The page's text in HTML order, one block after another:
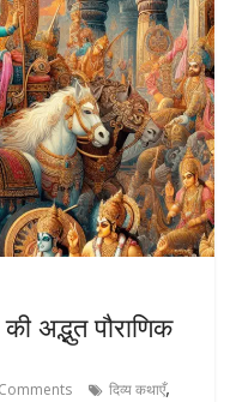
अद्भुत पौराणिक
दिव्य कथाएँ,